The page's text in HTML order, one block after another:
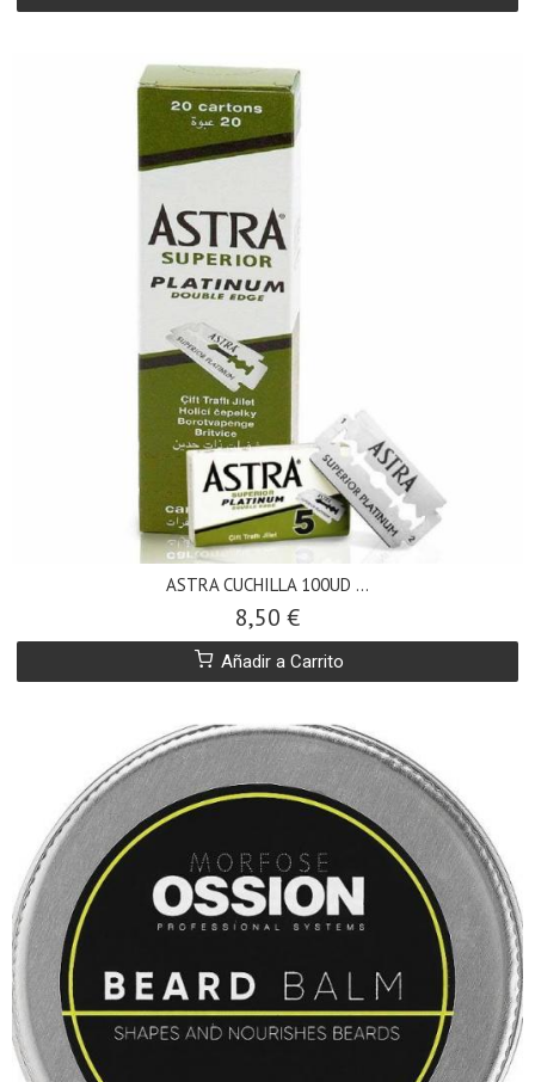
ASTRA CUCHILLA 100UD ...
8,50 €
Añadir a Carrito